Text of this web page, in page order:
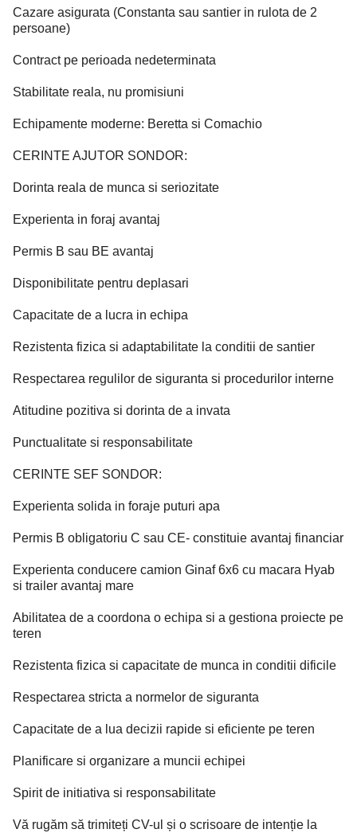
Cazare asigurata (Constanta sau santier in rulota de 2
persoane)
Contract pe perioada nedeterminata
Stabilitate reala, nu promisiuni
Echipamente moderne: Beretta si Comachio
CERINTE AJUTOR SONDOR:
Dorinta reala de munca si seriozitate
Experienta in foraj avantaj
Permis B sau BE avantaj
Disponibilitate pentru deplasari
Capacitate de a lucra in echipa
Rezistenta fizica si adaptabilitate la conditii de santier
Respectarea regulilor de siguranta si procedurilor interne
Atitudine pozitiva si dorinta de a invata
Punctualitate si responsabilitate
CERINTE SEF SONDOR:
Experienta solida in foraje puturi apa
Permis B obligatoriu C sau CE- constituie avantaj financiar
Experienta conducere camion Ginaf 6x6 cu macara Hyab
si trailer avantaj mare
Abilitatea de a coordona o echipa si a gestiona proiecte pe
teren
Rezistenta fizica si capacitate de munca in conditii dificile
Respectarea stricta a normelor de siguranta
Capacitate de a lua decizii rapide si eficiente pe teren
Planificare si organizare a muncii echipei
Spirit de initiativa si responsabilitate
Vă rugăm să trimiteți CV-ul și o scrisoare de intenție la